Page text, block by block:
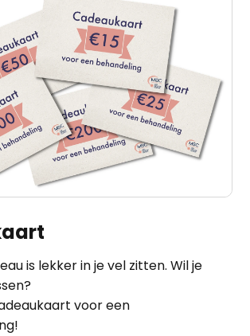
is lekker in je vel zitten. Wil je
voor een